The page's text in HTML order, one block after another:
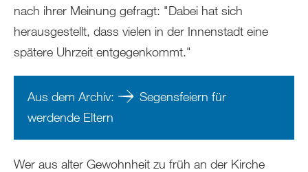
nach ihrer Meinung gefragt: "Dabei hat sich
herausgestellt, dass vielen in der Innenstadt eine
spätere Uhrzeit entgegenkommt."
Aus dem Archiv:
Segensfeiern für
werdende Eltern
Wer aus alter Gewohnheit zu früh an der Kirche